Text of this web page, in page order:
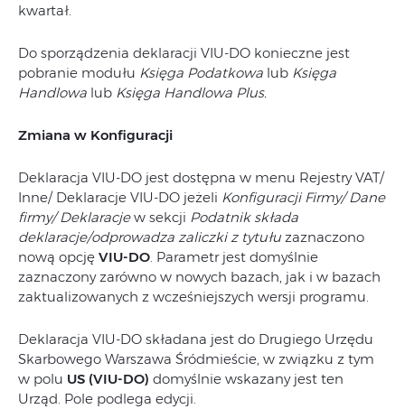
kwartał.
Do sporządzenia deklaracji VIU-DO konieczne jest
pobranie modułu Księga Podatkowa lub Księga
Handlowa lub Księga Handlowa Plus.
Zmiana w Konfiguracji
Deklaracja VIU-DO jest dostępna w menu Rejestry VAT/
Inne/ Deklaracje VIU-DO jeżeli Konfiguracji Firmy/ Dane
firmy/ Deklaracjew sekcji Podatnik składa
deklaracje/odprowadza zaliczki z tytułu zaznaczono
nową opcję VIU‑DO. Parametr jest domyślnie
zaznaczony zarówno w nowych bazach, jak i w bazach
zaktualizowanych z wcześniejszych wersji programu.
Deklaracja VIU-DO składana jest do Drugiego Urzędu
Skarbowego Warszawa Śródmieście, w związku z tym
w polu US (VIU-DO) domyślnie wskazany jest ten
Urząd. Pole podlega edycji.